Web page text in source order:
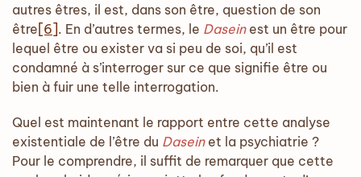
autres êtres, il est, dans son être, question de son
être [6]. En d’autres termes, le Daseinest un être pour
lequel être ou exister va si peu de soi, qu’il est
condamné à s’interroger sur ce que signifie être ou
bien à fuir une telle interrogation.
Quel est maintenant le rapport entre cette analyse
existentiale de l’être du Daseinet la psychiatrie ?
Pour le comprendre, il suffit de remarquer que cette